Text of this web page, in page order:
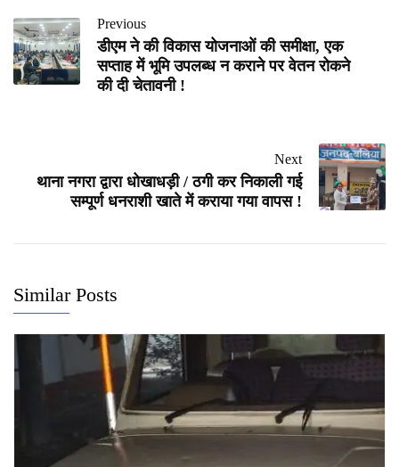
Previous
डीएम ने की विकास योजनाओं की समीक्षा, एक
सप्ताह में भूमि उपलब्ध न कराने पर वेतन रोकने
की दी चेतावनी !
Next
थाना नगरा द्वारा धोखाधड़ी / ठगी कर निकाली गई
सम्पूर्ण धनराशी खाते में कराया गया वापस !
Similar Posts